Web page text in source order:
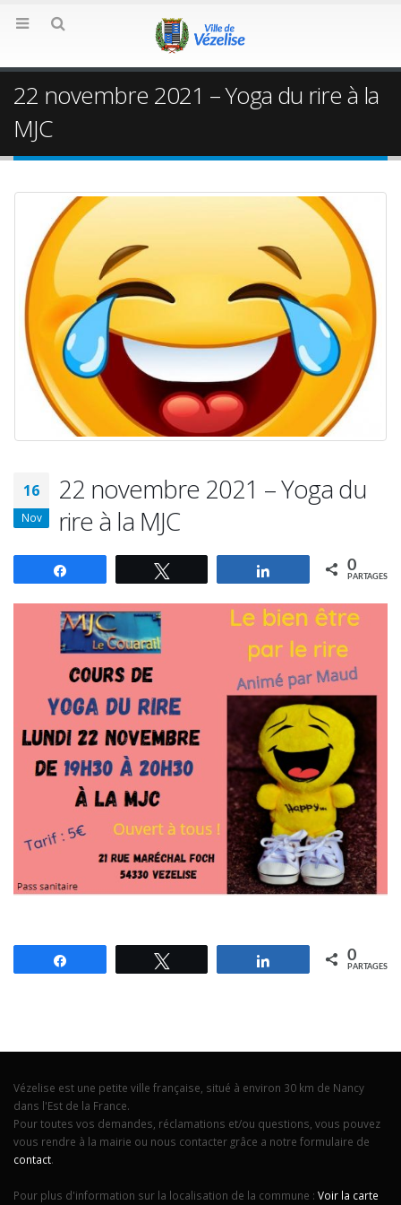
22 novembre 2021 – Yoga du rire à la
MJC
16
Nov
22 novembre 2021 – Yoga du
rire à la MJC
Partagez 0
PARTAGES
Partagez 0
PARTAGES
Vézelise est une petite ville française, situé à environ 30 km de Nancy
dans l'Est de la France.
Pour toutes vos demandes, réclamations et/ou questions, vous pouvez
vous rendre à la mairie ou nous contacter grâce a notre formulaire de
contact.
Pour plus d'information sur la localisation de la commune : Voir la carte